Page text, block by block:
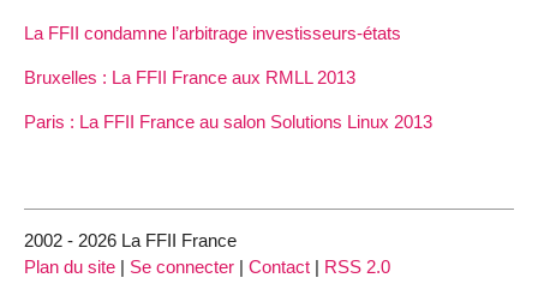
La FFII condamne l’arbitrage investisseurs-états
Bruxelles : La FFII France aux RMLL 2013
Paris : La FFII France au salon Solutions Linux 2013
2002 - 2026 La FFII France
Plan du site | Se connecter | Contact | RSS 2.0